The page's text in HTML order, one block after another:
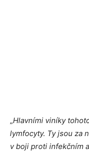
„Hlavními viníky
lymfocyty. Ty jsou za
v boji proti infekčním